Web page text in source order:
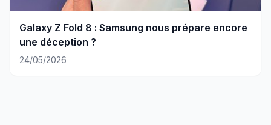
Galaxy Z Fold 8 : Samsung nous prépare encore
une déception ?
24/05/2026